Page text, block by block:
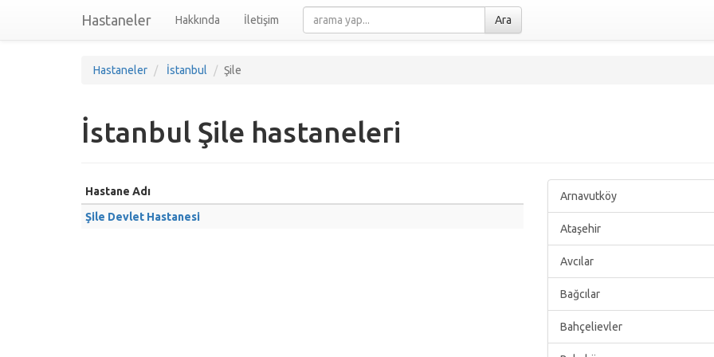
Hastaneler Hakkında İletişim Ara
Hastaneler İstanbul Şile
İstanbul Şile hastaneleri
Hastane Adı
Şile Devlet Hastanesi
Arnavutköy
Ataşehir
Avcılar
Bağcılar
Bahçelievler